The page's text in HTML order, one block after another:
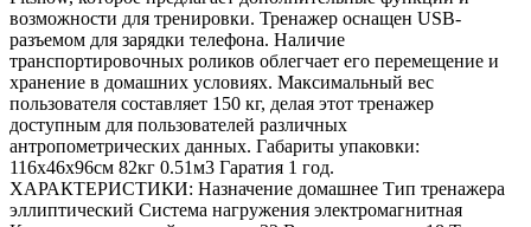
возможности для тренировки. Тренажер оснащен USB-
разъемом для зарядки телефона. Наличие
транспортировочных роликов облегчает его перемещение и
хранение в домашних условиях. Максимальный вес
пользователя составляет 150 кг, делая этот тренажер
доступным для пользователей различных
антропометрических данных. Габариты упаковки:
116х46х96см 82кг 0.51м3 Гаратия 1 год.
ХАРАКТЕРИСТИКИ: Назначение домашнее Тип тренажера
эллиптический Система нагружения электромагнитная